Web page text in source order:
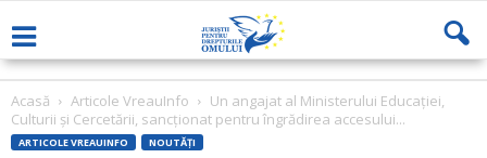
Acasă Articole VreauInfo
Un angajat al Ministerului Educației,
Culturii și Cercetării, sancționat pentru îngrădirea accesului...
ARTICOLE VREAUINFO NOUTĂȚI